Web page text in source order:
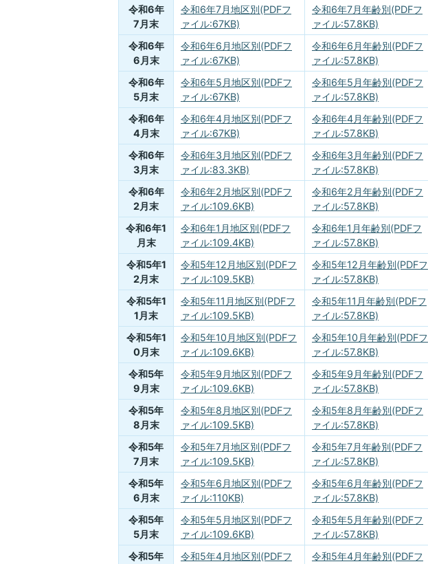
令和6年
7月末
令和6年7月地区別(PDFフ
ァイル:67KB)
令和6年7月年齢別(PDFフ
ァイル:57.8KB)
令和6年
6月末
令和6年6月地区別(PDFフ
ァイル:67KB)
令和6年6月年齢別(PDFフ
ァイル:57.8KB)
令和6年
5月末
令和6年5月地区別(PDFフ
ァイル:67KB)
令和6年5月年齢別(PDFフ
ァイル:57.8KB)
令和6年
4月末
令和6年4月地区別(PDFフ
ァイル:67KB)
令和6年4月年齢別(PDFフ
ァイル:57.8KB)
令和6年
3月末
令和6年3月地区別(PDFフ
ァイル:83.3KB)
令和6年3月年齢別(PDFフ
ァイル:57.8KB)
令和6年
2月末
令和6年2月地区別(PDFフ
ァイル:109.6KB)
令和6年2月年齢別(PDFフ
ァイル:57.8KB)
令和6年1
月末
令和6年1月地区別(PDFフ
ァイル:109.4KB)
令和6年1月年齢別(PDFフ
ァイル:57.8KB)
令和5年1
2月末
令和5年12月地区別(PDFフ
ァイル:109.5KB)
令和5年12月年齢別(PDFフ
ァイル:57.8KB)
令和5年1
1月末
令和5年11月地区別(PDFフ
ァイル:109.5KB)
令和5年11月年齢別(PDFフ
ァイル:57.8KB)
令和5年1
0月末
令和5年10月地区別(PDFフ
ァイル:109.6KB)
令和5年10月年齢別(PDFフ
ァイル:57.8KB)
令和5年
9月末
令和5年9月地区別(PDFフ
ァイル:109.6KB)
令和5年9月年齢別(PDFフ
ァイル:57.8KB)
令和5年
8月末
令和5年8月地区別(PDFフ
ァイル:109.5KB)
令和5年8月年齢別(PDFフ
ァイル:57.8KB)
令和5年
7月末
令和5年7月地区別(PDFフ
ァイル:109.5KB)
令和5年7月年齢別(PDFフ
ァイル:57.8KB)
令和5年
6月末
令和5年6月地区別(PDFフ
ァイル:110KB)
令和5年6月年齢別(PDFフ
ァイル:57.8KB)
令和5年
5月末
令和5年5月地区別(PDFフ
ァイル:109.6KB)
令和5年5月年齢別(PDFフ
ァイル:57.8KB)
令和5年
令和5年4月地区別(PDFフ
令和5年4月年齢別(PDFフ